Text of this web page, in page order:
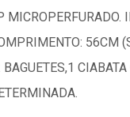
MICROPERFURADO.
56CM